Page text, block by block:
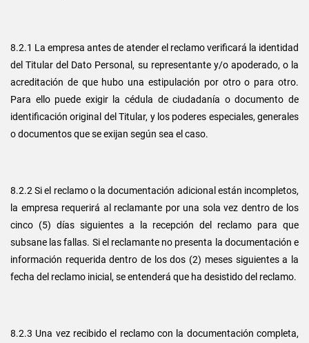
8.2.1 La empresa antes de atender el reclamo verificará la identidad
del Titular del Dato Personal, su representante y/o apoderado, o la
acreditación de que hubo una estipulación por otro o para otro.
Para ello puede exigir la cédula de ciudadanía o documento de
identificación original del Titular, y los poderes especiales, generales
o documentos que se exijan según sea el caso.
8.2.2 Si el reclamo o la documentación adicional están incompletos,
la empresa requerirá al reclamante por una sola vez dentro de los
cinco (5) días siguientes a la recepción del reclamo para que
subsane las fallas. Si el reclamante no presenta la documentación e
información requerida dentro de los dos (2) meses siguientes a la
fecha del reclamo inicial, se entenderá que ha desistido del reclamo.
8.2.3 Una vez recibido el reclamo con la documentación completa,